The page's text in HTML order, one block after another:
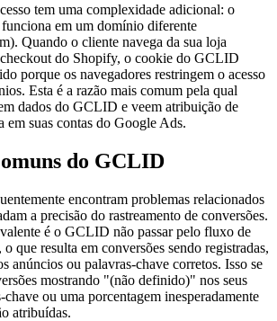
tem uma complexidade adicional: o
em um domínio diferente
Quando o cliente navega da sua loja
do Shopify, o cookie do GCLID
porque os navegadores restringem o acesso
Esta é a razão mais comum pela qual
dados do GCLID e veem atribuição de
em suas contas do Google Ads.
do GCLID
encontram problemas relacionados
a precisão do rastreamento de conversões.
é o GCLID não passar pelo fluxo de
que resulta em conversões sendo registradas,
anúncios ou palavras-chave corretos. Isso se
mostrando "(não definido)" nos seus
ou uma porcentagem inesperadamente
atribuídas.